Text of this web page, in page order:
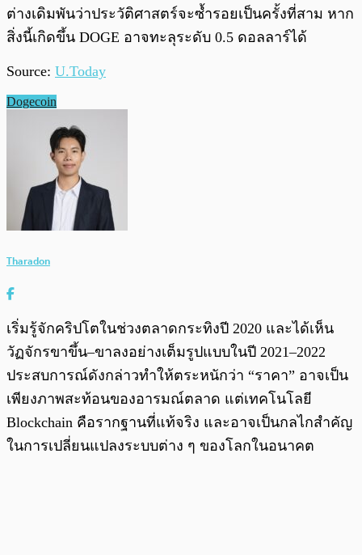
ต่างเดิมพันว่าประวัติศาสตร์จะซ้ำรอยเป็นครั้งที่สาม หาก
สิ่งนี้เกิดขึ้น DOGE อาจทะลุระดับ 0.5 ดอลลาร์ได้
Source: U.Today
Dogecoin
Tharadon
เริ่มรู้จักคริปโตในช่วงตลาดกระทิงปี 2020 และได้เห็น
วัฏจักรขาขึ้น–ขาลงอย่างเต็มรูปแบบในปี 2021–2022
ประสบการณ์ดังกล่าวทำให้ตระหนักว่า “ราคา” อาจเป็น
เพียงภาพสะท้อนของอารมณ์ตลาด แต่เทคโนโลยี
Blockchain คือรากฐานที่แท้จริง และอาจเป็นกลไกสำคัญ
ในการเปลี่ยนแปลงระบบต่าง ๆ ของโลกในอนาคต